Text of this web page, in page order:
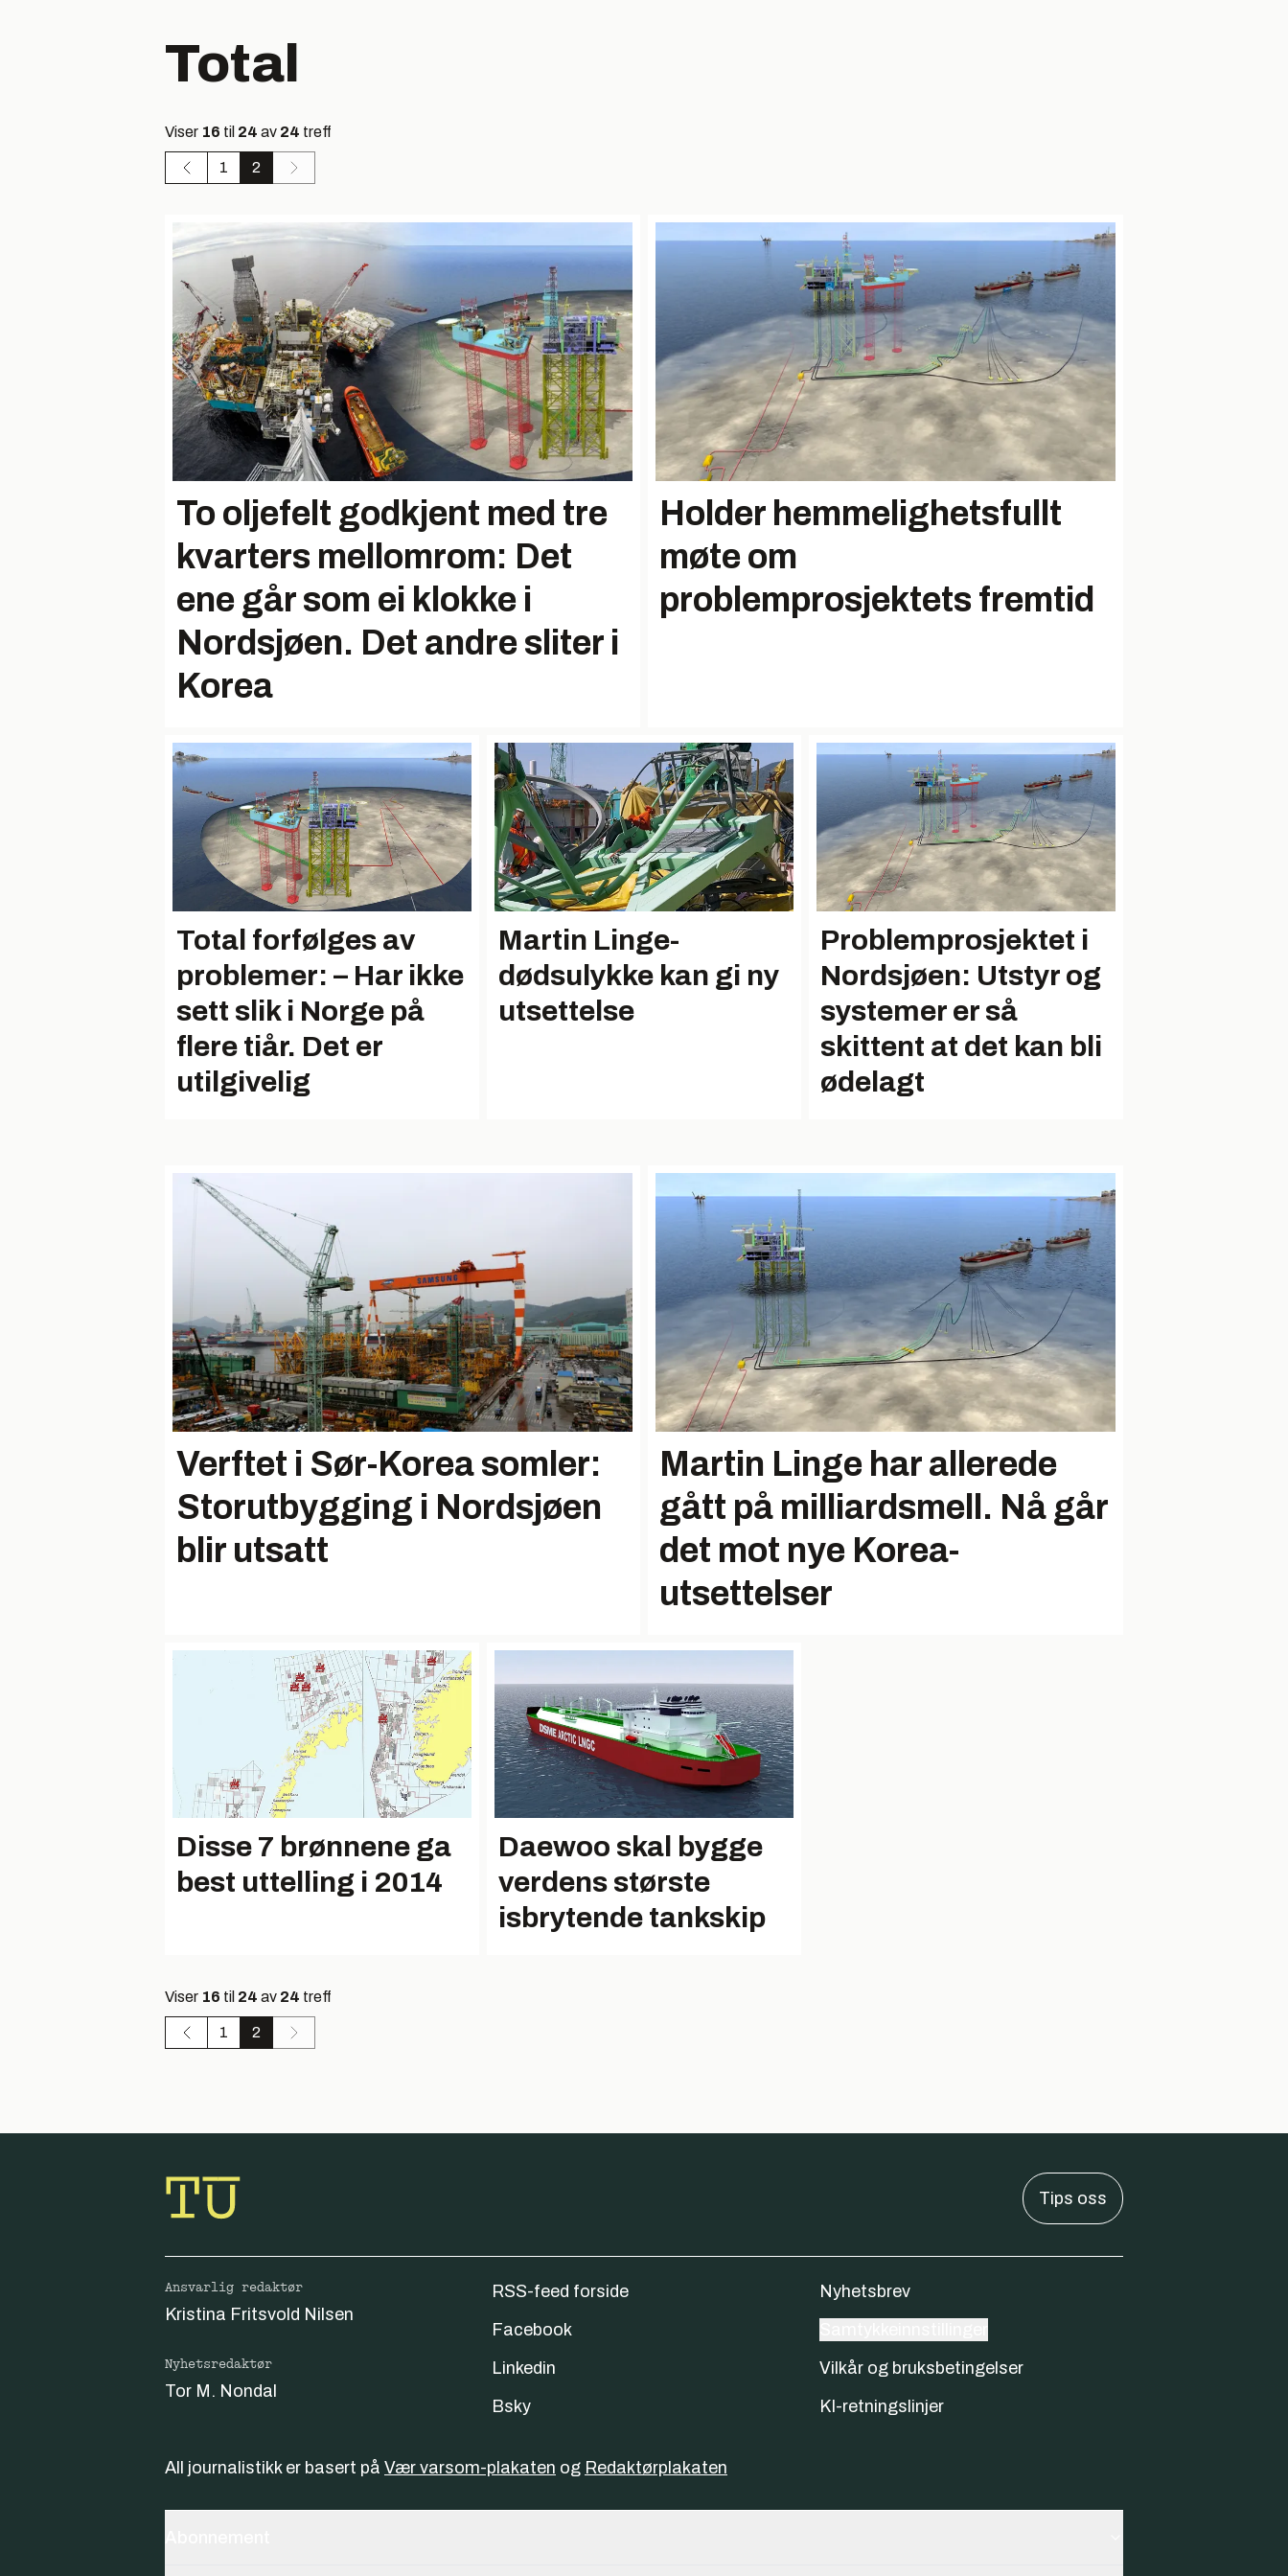
Total
Viser 16 til 24 av 24 treff
1 2
To oljefelt godkjent med tre
kvarters mellomrom: Det
ene går som ei klokke i
Nordsjøen. Det andre sliter i
Korea
Holder hemmelighetsfullt
møte om
problemprosjektets fremtid
Total forfølges av
problemer: – Har ikke
sett slik i Norge på
flere tiår. Det er
utilgivelig
Martin Linge-
dødsulykke kan gi ny
utsettelse
Problemprosjektet i
Nordsjøen: Utstyr og
systemer er så
skittent at det kan bli
ødelagt
Verftet i Sør-Korea somler:
Storutbygging i Nordsjøen
blir utsatt
Martin Linge har allerede
gått på milliardsmell. Nå går
det mot nye Korea-
utsettelser
Disse 7 brønnene ga
best uttelling i 2014
Daewoo skal bygge
verdens største
isbrytende tankskip
Viser 16 til 24 av 24 treff
1 2
Tips oss
Ansvarlig redaktør
Kristina Fritsvold Nilsen
Nyhetsredaktør
Tor M. Nondal
RSS-feed forside
Facebook
Linkedin
Bsky
Nyhetsbrev
Vilkår og bruksbetingelser
KI-retningslinjer
All journalistikk er basert på Vær varsom-plakaten og Redaktørplakaten